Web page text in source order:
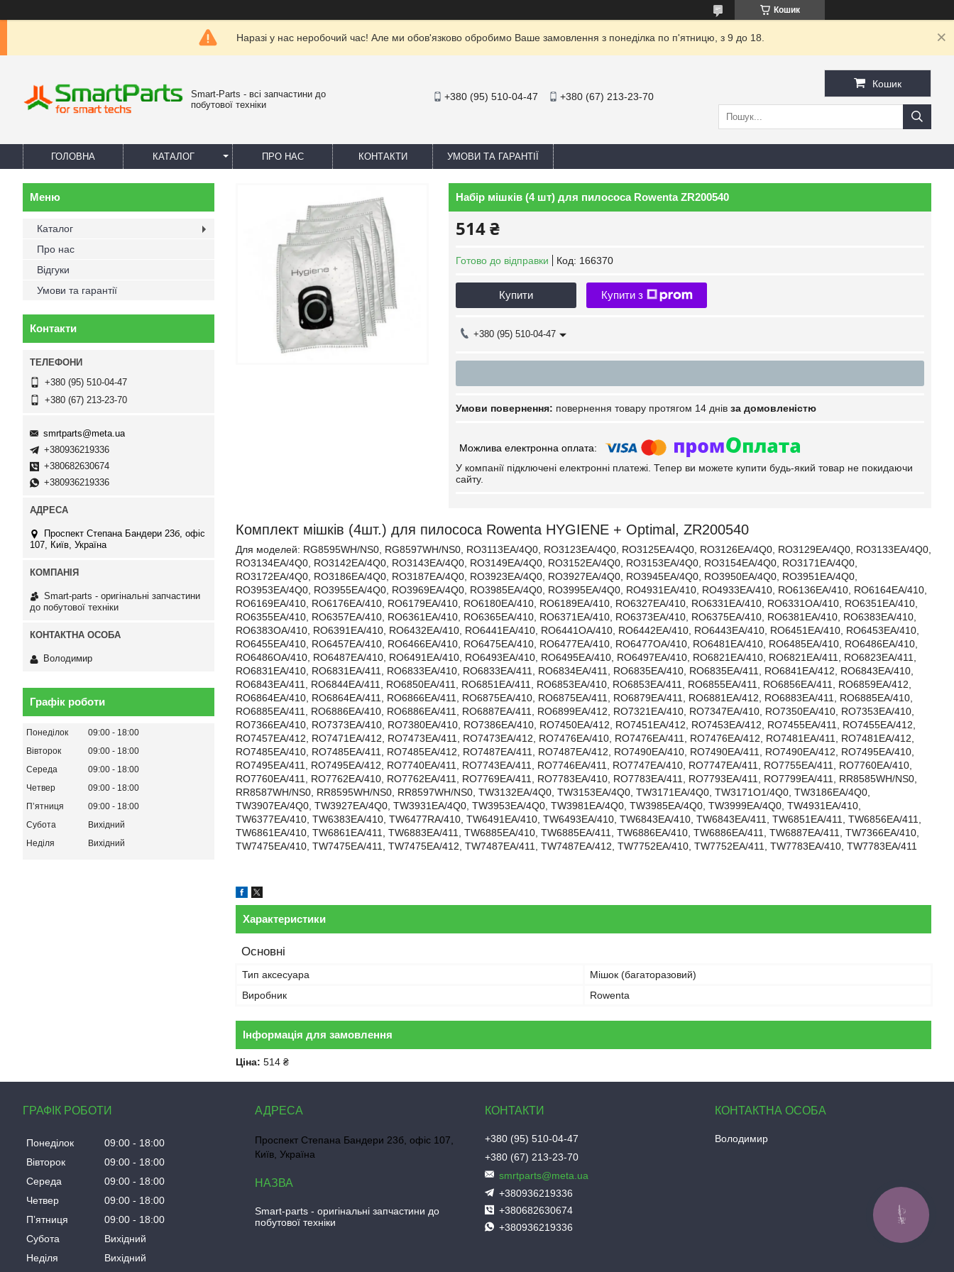
Кошик
Наразі у нас неробочий час! Але ми обов'язково обробимо Ваше замовлення з понеділка по п'ятницю, з 9 до 18.
Smart-Parts - всі запчастини до
побутової техніки
+380 (95) 510-04-47 +380 (67) 213-23-70
Кошик
ГОЛОВНА КАТАЛОГ ПРО НАС КОНТАКТИ УМОВИ ТА ГАРАНТІЇ
Набір мішків (4 шт) для пилососа Rowenta ZR200540
514 ₴
Готово до відправки Код: 166370
Купити Купити з
+380 (95) 510-04-47
повернення товару протягом 14 днів за домовленістю
У компанії підключені електронні платежі. Тепер ви можете купити будь-який товар не покидаючи
сайту.
Комплект мішків (4шт.) для пилососа Rowenta HYGIENE + Optimal, ZR200540
Для моделей: RG8595WH/NS0, RG8597WH/NS0, RO3113EA/4Q0, RO3123EA/4Q0, RO3125EA/4Q0, RO3126EA/4Q0, RO3129EA/4Q0, RO3133EA/4Q0,
RO3134EA/4Q0, RO3142EA/4Q0, RO3143EA/4Q0, RO3149EA/4Q0, RO3152EA/4Q0, RO3153EA/4Q0, RO3154EA/4Q0, RO3171EA/4Q0,
RO3172EA/4Q0, RO3186EA/4Q0, RO3187EA/4Q0, RO3923EA/4Q0, RO3927EA/4Q0, RO3945EA/4Q0, RO3950EA/4Q0, RO3951EA/4Q0,
RO3953EA/4Q0, RO3955EA/4Q0, RO3969EA/4Q0, RO3985EA/4Q0, RO3995EA/4Q0, RO4931EA/410, RO4933EA/410, RO6136EA/410, RO6164EA/410,
RO6169EA/410, RO6176EA/410, RO6179EA/410, RO6180EA/410, RO6189EA/410, RO6327EA/410, RO6331EA/410, RO6331OA/410, RO6351EA/410,
RO6355EA/410, RO6357EA/410, RO6361EA/410, RO6365EA/410, RO6371EA/410, RO6373EA/410, RO6375EA/410, RO6381EA/410, RO6383EA/410,
RO6383OA/410, RO6391EA/410, RO6432EA/410, RO6441EA/410, RO6441OA/410, RO6442EA/410, RO6443EA/410, RO6451EA/410, RO6453EA/410,
RO6455EA/410, RO6457EA/410, RO6466EA/410, RO6475EA/410, RO6477EA/410, RO6477OA/410, RO6481EA/410, RO6485EA/410, RO6486EA/410,
RO6486OA/410, RO6487EA/410, RO6491EA/410, RO6493EA/410, RO6495EA/410, RO6497EA/410, RO6821EA/410, RO6821EA/411, RO6823EA/411,
RO6831EA/410, RO6831EA/411, RO6833EA/410, RO6833EA/411, RO6834EA/411, RO6835EA/410, RO6835EA/411, RO6841EA/412, RO6843EA/410,
RO6843EA/411, RO6844EA/411, RO6850EA/411, RO6851EA/411, RO6853EA/410, RO6853EA/411, RO6855EA/411, RO6856EA/411, RO6859EA/412,
RO6864EA/410, RO6864EA/411, RO6866EA/411, RO6875EA/410, RO6875EA/411, RO6879EA/411, RO6881EA/412, RO6883EA/411, RO6885EA/410,
RO6885EA/411, RO6886EA/410, RO6886EA/411, RO6887EA/411, RO6899EA/412, RO7321EA/410, RO7347EA/410, RO7350EA/410, RO7353EA/410,
RO7366EA/410, RO7373EA/410, RO7380EA/410, RO7386EA/410, RO7450EA/412, RO7451EA/412, RO7453EA/412, RO7455EA/411, RO7455EA/412,
RO7457EA/412, RO7471EA/412, RO7473EA/411, RO7473EA/412, RO7476EA/410, RO7476EA/411, RO7476EA/412, RO7481EA/411, RO7481EA/412,
RO7485EA/410, RO7485EA/411, RO7485EA/412, RO7487EA/411, RO7487EA/412, RO7490EA/410, RO7490EA/411, RO7490EA/412, RO7495EA/410,
RO7495EA/411, RO7495EA/412, RO7740EA/411, RO7743EA/411, RO7746EA/411, RO7747EA/410, RO7747EA/411, RO7755EA/411, RO7760EA/410,
RO7760EA/411, RO7762EA/410, RO7762EA/411, RO7769EA/411, RO7783EA/410, RO7783EA/411, RO7793EA/411, RO7799EA/411, RR8585WH/NS0,
RR8587WH/NS0, RR8595WH/NS0, RR8597WH/NS0, TW3132EA/4Q0, TW3153EA/4Q0, TW3171EA/4Q0, TW3171O1/4Q0, TW3186EA/4Q0,
TW3907EA/4Q0, TW3927EA/4Q0, TW3931EA/4Q0, TW3953EA/4Q0, TW3981EA/4Q0, TW3985EA/4Q0, TW3999EA/4Q0, TW4931EA/410,
TW6377EA/410, TW6383EA/410, TW6477RA/410, TW6491EA/410, TW6493EA/410, TW6843EA/410, TW6843EA/411, TW6851EA/411, TW6856EA/411,
TW6861EA/410, TW6861EA/411, TW6883EA/411, TW6885EA/410, TW6885EA/411, TW6886EA/410, TW6886EA/411, TW6887EA/411, TW7366EA/410,
TW7475EA/410, TW7475EA/411, TW7475EA/412, TW7487EA/411, TW7487EA/412, TW7752EA/410, TW7752EA/411, TW7783EA/410, TW7783EA/411
Характеристики
Основні
Тип аксесуара
Мішок (багаторазовий)
Виробник
Rowenta
Інформація для замовлення
Ціна: 514 ₴
Каталог
Про нас
Відгуки
Умови та гарантії
Контакти
+380 (95) 510-04-47
+380 (67) 213-23-70
smrtparts@meta.ua
+380936219336
+380682630674
+380936219336
Проспект Степана Бандери 23б, офіс
107, Київ, Україна
Smart-parts - оригінальні запчастини
до побутової техніки
Володимир
Графік роботи
Понеділок 09:00
18:00
Вівторок
09:00
18:00
Середа
09:00
18:00
Четвер
09:00
18:00
Пʼятниця
09:00
18:00
Субота
Вихідний
Неділя
Вихідний
ГРАФІК РОБОТИ
Понеділок 09:00
18:00
Вівторок
09:00
18:00
Середа
09:00
18:00
Четвер
09:00
18:00
Пʼятниця
09:00
18:00
Субота
Вихідний
Неділя
Вихідний
Проспект Степана Бандери 23б, офіс 107,
Київ, Україна
Smart-parts - оригінальні запчастини до
побутової техніки
+380 (95) 510-04-47
+380 (67) 213-23-70
smrtparts@meta.ua
+380936219336
+380682630674
+380936219336
Володимир
КНОПКА
ЗВ'ЯЗКУ